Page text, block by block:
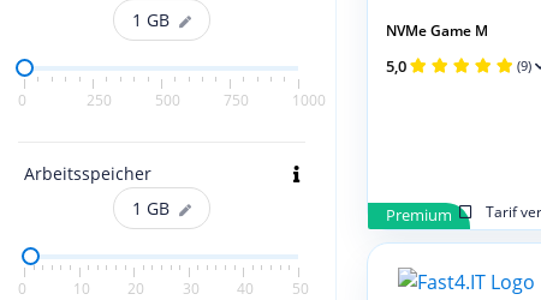
1 GB
0 250 500 750 1000
Arbeitsspeicher
1 GB
0 10 20 30 40 50
Premium Tarif
NVMe Game M
5,0 (9)